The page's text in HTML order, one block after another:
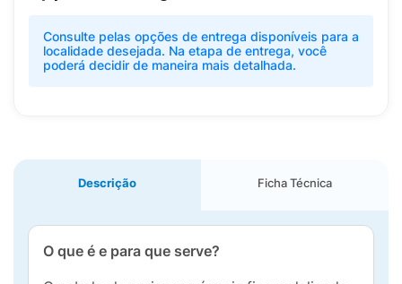
Consulte pelas opções de entrega disponíveis para a
localidade desejada. Na etapa de entrega, você
poderá decidir de maneira mais detalhada.
Descrição Ficha Técnica
O que é e para que serve?